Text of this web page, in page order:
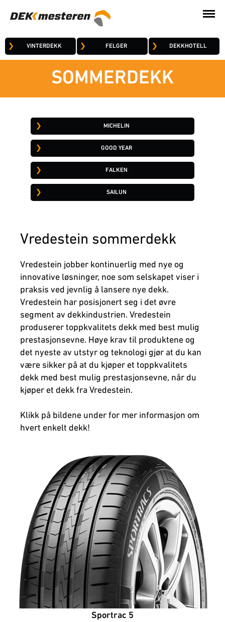
VINTERDEKK FELGER DEKKHOTELL
SOMMERDEKK
MICHELIN
GOOD YEAR
FALKEN
SAILUN
Vredestein sommerdekk
Vredestein jobber kontinuerlig med nye og
innovative løsninger, noe som selskapet viser i
praksis ved jevnlig å lansere nye dekk.
Vredestein har posisjonert seg i det øvre
segment av dekkindustrien. Vredestein
produserer toppkvalitets dekk med best mulig
prestasjonsevne. Høye krav til produktene og
det nyeste av utstyr og teknologi gjør at du kan
være sikker på at du kjøper et toppkvalitets
dekk med best mulig prestasjonsevne, når du
kjøper et dekk fra Vredestein.
Klikk på bildene under for mer informasjon om
hvert enkelt dekk!
Sportrac 5